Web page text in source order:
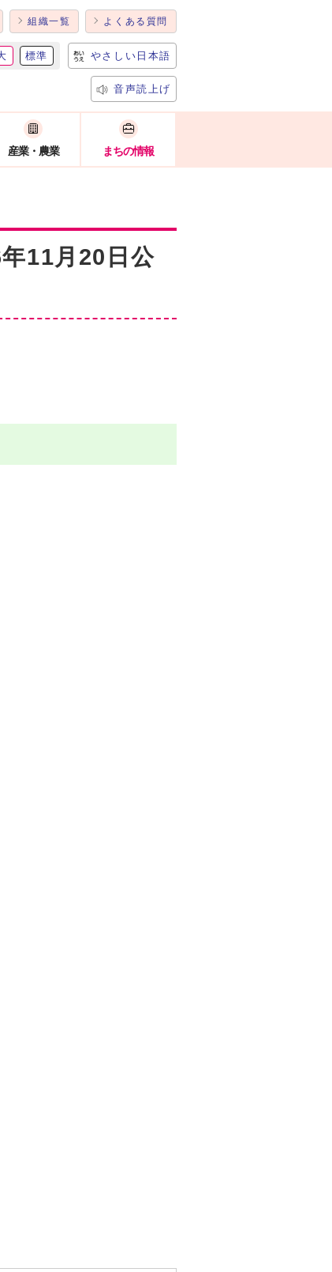
組織一覧 よくある質問
標準 やさしい日本語
音声読上げ
産業・農業 まちの情報
11月20日公